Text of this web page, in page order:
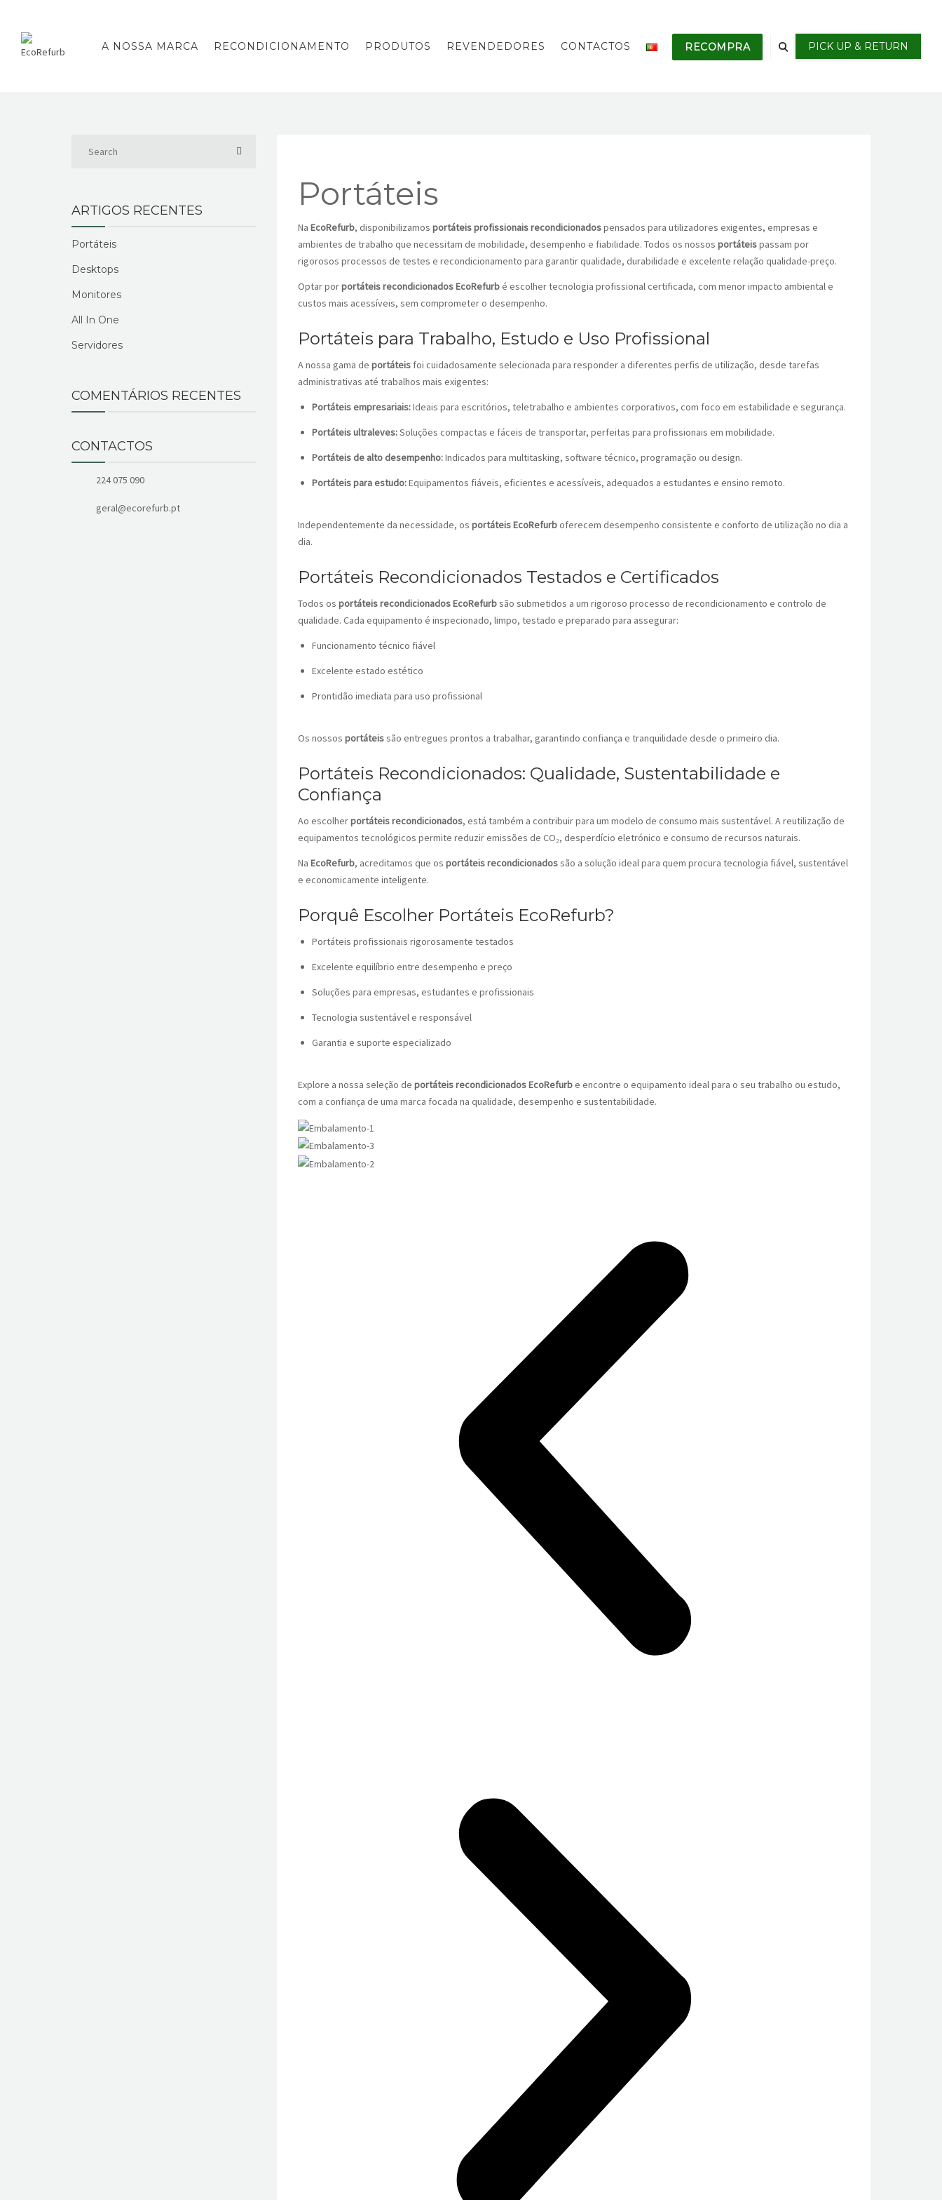
A NOSSA MARCA RECONDICIONAMENTO PRODUTOS REVENDEDORES CONTACTOS RECOMPRA PICK UP & RETURN
Portáteis
Na EcoRefurb, disponibilizamos portáteis profissionais recondicionadospensados para utilizadores exigentes, empresas e
ambientes de trabalho que necessitam de mobilidade, desempenho e fiabilidade. Todos os nossos portáteispassam por
rigorosos processos de testes e recondicionamento para garantir qualidade, durabilidade e excelente relação qualidade-preço.
Optar porportáteis recondicionados EcoRefurbé escolher tecnologia profissional certificada, com menor impacto ambiental e
custos mais acessíveis, sem comprometer o desempenho.
Portáteis para Trabalho, Estudo e Uso Profissional
A nossa gama de portáteisfoi cuidadosamente selecionada para responder a diferentes perfis de utilização, desde tarefas
administrativas até trabalhos mais exigentes:
Portáteis empresariais:Ideais para escritórios, teletrabalho e ambientes corporativos, com foco em estabilidade e segurança.
Portáteis ultraleves:Soluções compactas e fáceis de transportar, perfeitas para profissionais em mobilidade.
Portáteis de alto desempenho:Indicados para multitasking, software técnico, programação ou design.
Portáteis para estudo:Equipamentos fiáveis, eficientes e acessíveis, adequados a estudantes e ensino remoto.
Independentemente da necessidade, os portáteis EcoRefurboferecem desempenho consistente e conforto de utilização no dia a
dia.
Portáteis Recondicionados Testados e Certificados
Todos os portáteis recondicionados EcoRefurbsão submetidos a um rigoroso processo de recondicionamento e controlo de
qualidade. Cada equipamento é inspecionado, limpo, testado e preparado para assegurar:
Funcionamento técnico fiável
Excelente estado estético
Prontidão imediata para uso profissional
Os nossos portáteissão entregues prontos a trabalhar, garantindo confiança e tranquilidade desde o primeiro dia.
Portáteis Recondicionados: Qualidade, Sustentabilidade e
Confiança
Ao escolherportáteis recondicionados, está também a contribuir para um modelo de consumo mais sustentável. A reutilização de
equipamentos tecnológicos permite reduzir emissões de CO₂, desperdício eletrónico e consumo de recursos naturais.
Na EcoRefurb, acreditamos que os portáteis recondicionadossão a solução ideal para quem procura tecnologia fiável, sustentável
e economicamente inteligente.
Porquê Escolher Portáteis EcoRefurb?
Portáteis profissionais rigorosamente testados
Excelente equilíbrio entre desempenho e preço
Soluções para empresas, estudantes e profissionais
Tecnologia sustentável e responsável
Garantia e suporte especializado
Explore a nossa seleção de portáteis recondicionados EcoRefurbe encontre o equipamento ideal para o seu trabalho ou estudo,
com a confiança de uma marca focada na qualidade, desempenho e sustentabilidade.
ARTIGOS RECENTES
Portáteis
Desktops
Monitores
All In One
Servidores
COMENTÁRIOS RECENTES
CONTACTOS
224 075 090
geral@ecorefurb.pt